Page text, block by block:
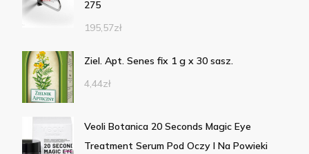
275
195,57zł
Ziel. Apt. Senes fix 1 g x 30 sasz.
4,44zł
Veoli Botanica 20 Seconds Magic Eye
Treatment Serum Pod Oczy I Na Powieki